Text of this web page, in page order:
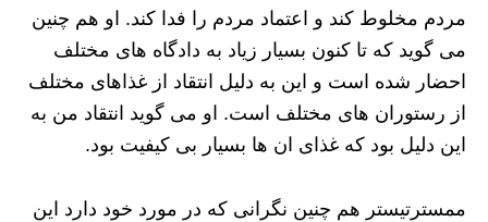
مردم مخلوط کند و اعتماد مردم را فدا کند. او هم چنین
می گوید که تا کنون بسیار زیاد به دادگاه های مختلف
احضار شده است و این به دلیل انتقاد از غذاهای مختلف
از رستوران های مختلف است. او می گوید انتقاد من به
این دلیل بود که غذای ان ها بسیار بی کیفیت بود.
ممسترتیستر هم چنین نگرانی که در مورد خود دارد این